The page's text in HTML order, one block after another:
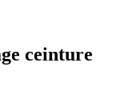
ceinture